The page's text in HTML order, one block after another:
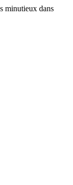
minutieux dans